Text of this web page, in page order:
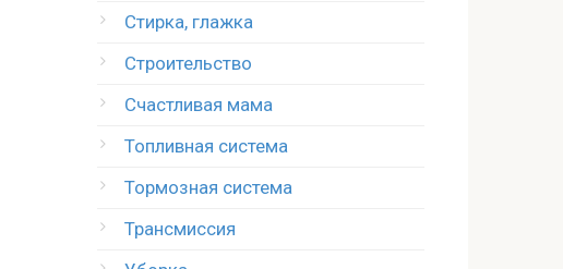
Стирка, глажка
Строительство
Счастливая мама
Топливная система
Тормозная система
Трансмиссия